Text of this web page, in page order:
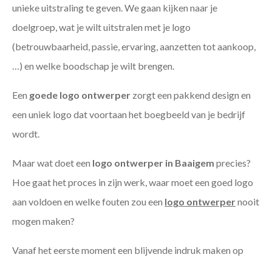
unieke uitstraling te geven. We gaan kijken naar je
doelgroep, wat je wilt uitstralen met je logo
(betrouwbaarheid, passie, ervaring, aanzetten tot aankoop,
…) en welke boodschap je wilt brengen.
Een goede logo ontwerper zorgt een pakkend design en
een uniek logo dat voortaan het boegbeeld van je bedrijf
wordt.
Maar wat doet een logo ontwerper in Baaigem precies?
Hoe gaat het proces in zijn werk, waar moet een goed logo
aan voldoen en welke fouten zou een logo ontwerpernooit
mogen maken?
Vanaf het eerste moment een blijvende indruk maken op